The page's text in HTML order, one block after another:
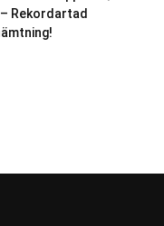
Rekordartad